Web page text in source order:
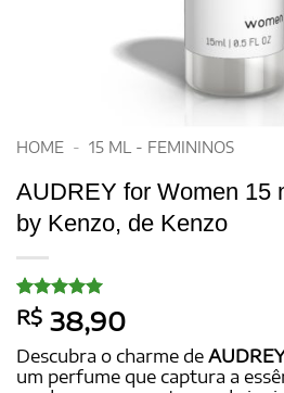
HOME - 15 ML - FEMININOS
AUDREY for Women 15
by Kenzo, de Kenzo
Avaliado
como5de
5, com
baseado em
20
avaliações
R$ 38,90
Descubra o charme de
um perfume que captura a